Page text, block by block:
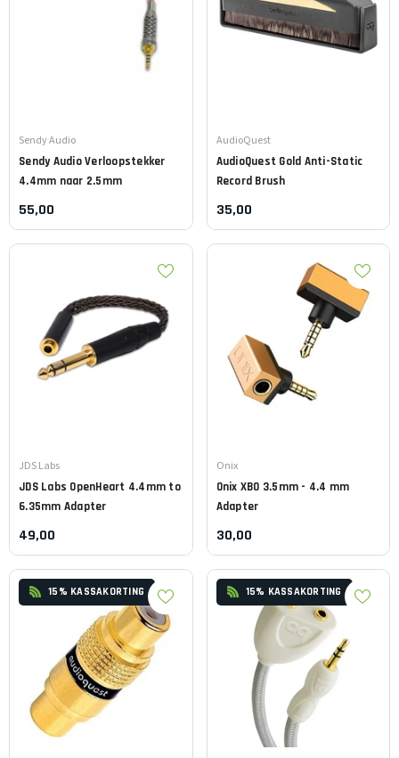
Leverancier:
Sendy Audio
Sendy AudioVerloopstekker
4.4mm naar 2.5mm
55,00
Leverancier:
AudioQuest
AudioQuest Gold Anti-Static
Record Brush
35,00
Leverancier:
JDS Labs
JDS Labs OpenHeart 4.4mm to
6.35mm Adapter
49,00
Leverancier:
Onix
Onix XB0 3.5mm - 4.4 mm
Adapter
30,00
15% KASSAKORTING 15% KASSAKORTING